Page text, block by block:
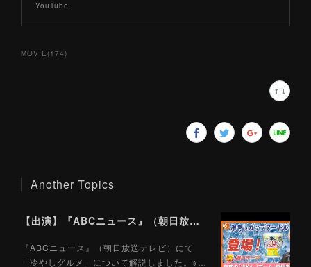
YouTube
MOVIE (174)
Another Topics
【出演】『ABCニュース』（朝日放送テレビ）7/22
『ABCニュース』（朝日放送テレビ）にて
「冷やしグルメ」について解説しました。※…